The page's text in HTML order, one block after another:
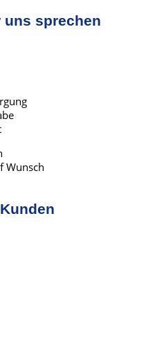
uns sprechen
Wunsch